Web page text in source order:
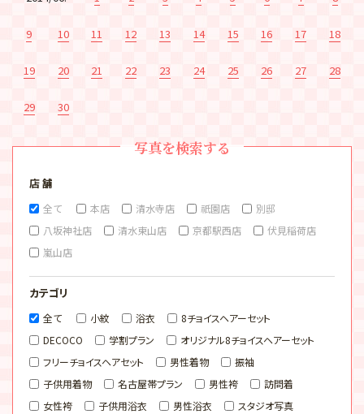
9 10 11 12 13 14 15 16 17 18
19 20 21 22 23 24 25 26 27 28
29 30
写真を検索する
店 舗
全て 本店 清水寺店 祇園店
別邸
八坂神社店
清水東山店 京都駅西店
伏見稲荷店
嵐山店
カテゴリ
全て 小紋 浴衣
8チョイスヘアーセット
DECOCO
学割プラン
オリジナル8チョイスヘアーセット
フリーチョイスヘアセット
男性着物
振袖
子供用着物
名古屋帯プラン 男性袴
訪問着
女性袴
子供用浴衣 男性浴衣
スタジオ写真